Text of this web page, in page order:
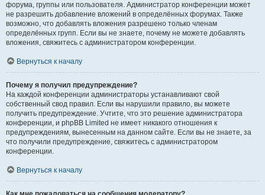
форума, группы или пользователя. Администратор конференции может
не разрешить добавление вложений в определённых форумах. Также
возможно, что добавлять вложения разрешено только членам
определённых групп. Если вы не знаете, почему не можете добавлять
вложения, свяжитесь с администратором конференции.
Вернуться к началу
Почему я получил предупреждение?
На каждой конференции администраторы устанавливают свой
собственный свод правил. Если вы нарушили правило, вы можете
получить предупреждение. Учтите, что это решение администратора
конференции, и phpBB Limited не имеет никакого отношения к
предупреждениям, вынесенным на данном сайте. Если вы не знаете, за
что получили предупреждение, свяжитесь с администратором
конференции.
Вернуться к началу